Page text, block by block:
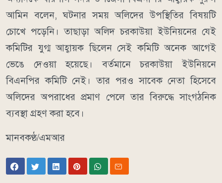
আমিন বলেন, ঘটনার সময় অলিদের উপস্থিতির বিষয়টি
চোখে পড়েনি। তাছাড়া অলিদ চরকাউয়া ইউনিয়নের যেই
কমিটির যুগ্ম আহ্বায়ক ছিলেন সেই কমিটি অনেক আগেই
ভেঙে দেওয়া হয়েছে। বর্তমানে চরকাউয়া ইউনিয়নে
বিএনপির কমিটি নেই। তার পরও সাবেক নেতা হিসেবে
অলিদের অপরাধের প্রমাণ পেলে তার বিরুদ্ধে সাংগঠনিক
ব্যবস্থা গ্রহণ করা হবে।
মানবকণ্ঠ/এমআর